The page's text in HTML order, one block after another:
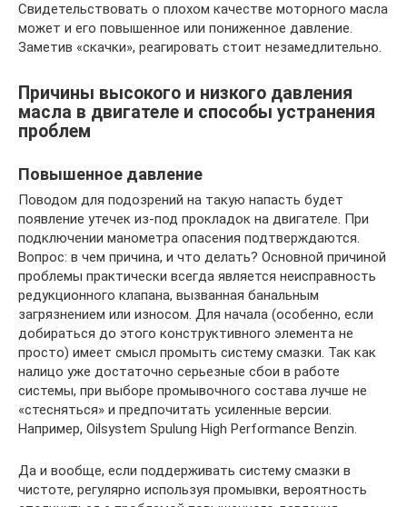
Свидетельствовать о плохом качестве моторного масла
может и его повышенное или пониженное давление.
Заметив «скачки», реагировать стоит незамедлительно.
Причины высокого и низкого давления
масла в двигателе и способы устранения
проблем
Повышенное давление
Поводом для подозрений на такую напасть будет
появление утечек из-под прокладок на двигателе. При
подключении манометра опасения подтверждаются.
Вопрос: в чем причина, и что делать? Основной причиной
проблемы практически всегда является неисправность
редукционного клапана, вызванная банальным
загрязнением или износом. Для начала (особенно, если
добираться до этого конструктивного элемента не
просто) имеет смысл промыть систему смазки. Так как
налицо уже достаточно серьезные сбои в работе
системы, при выборе промывочного состава лучше не
«стесняться» и предпочитать усиленные версии.
Например, Oilsystem Spulung High Performance Benzin.
Да и вообще, если поддерживать систему смазки в
чистоте, регулярно используя промывки, вероятность